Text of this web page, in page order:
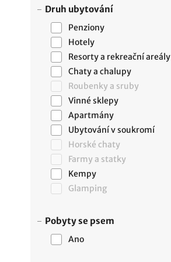
Druh ubytování
Penziony
Hotely
Resorty a rekreační areály
Chaty a chalupy
Roubenky a sruby
Vinné sklepy
Apartmány
Ubytování v soukromí
Horské chaty
Farmy a statky
Kempy
Glamping
Pobyty se psem
Ano